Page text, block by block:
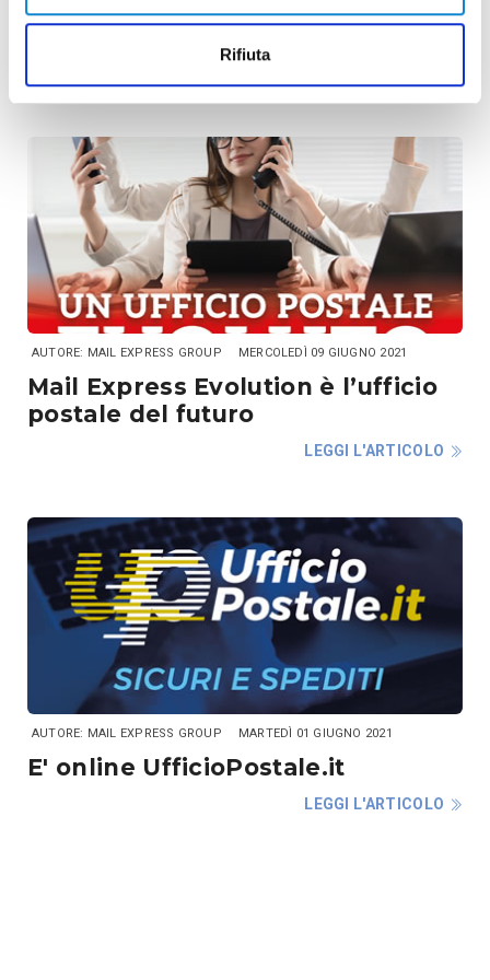
Rifiuta
Diventa punto convenzionato Qui
Office Center
AUTORE: MAIL EXPRESS GROUP MERCOLEDÌ 09 GIUGNO 2021
Mail Express Evolution è l’ufficio
postale del futuro
LEGGI L'ARTICOLO
AUTORE: MAIL EXPRESS GROUP MARTEDÌ 01 GIUGNO 2021
E' online UfficioPostale.it
LEGGI L'ARTICOLO